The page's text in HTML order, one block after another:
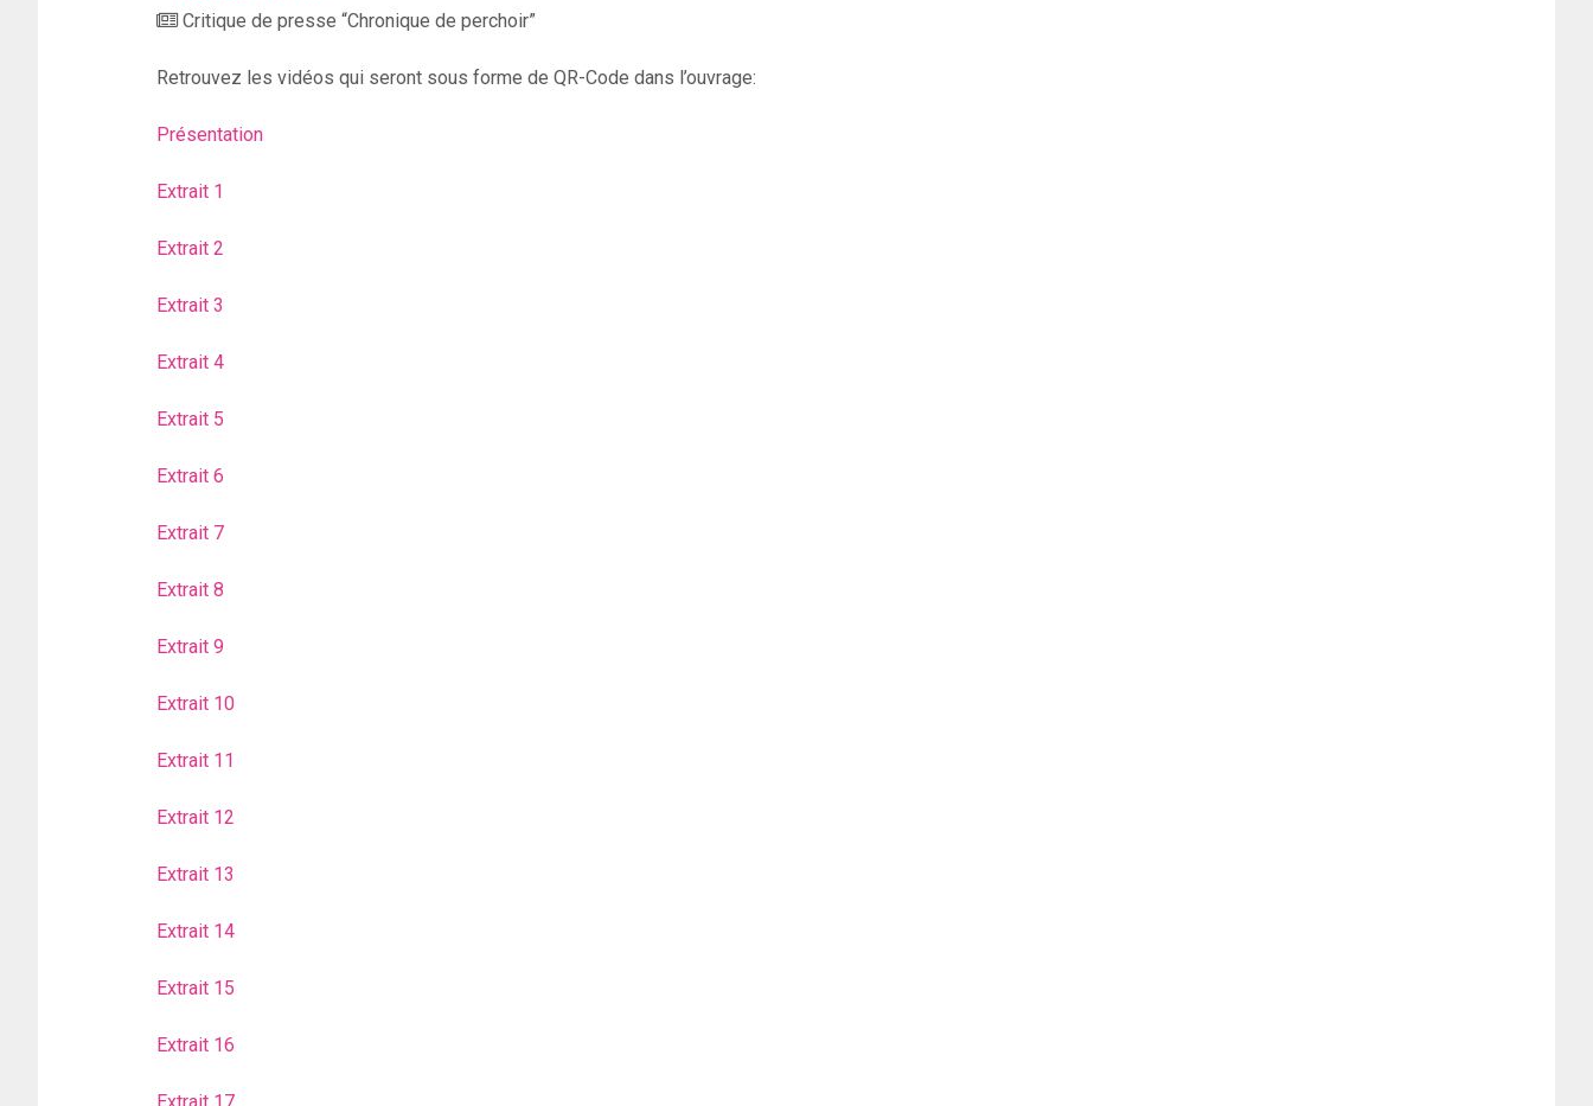
Critique de presse “Chronique de perchoir”
Retrouvez les vidéos qui seront sous forme de QR-Code dans l’ouvrage:
Présentation
Extrait 1
Extrait 2
Extrait 3
Extrait 4
Extrait 5
Extrait 6
Extrait 7
Extrait 8
Extrait 9
Extrait 10
Extrait 11
Extrait 12
Extrait 13
Extrait 14
Extrait 15
Extrait 16